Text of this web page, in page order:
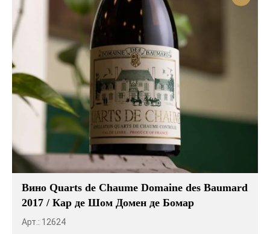
Попробуйте анжуйское разных стилей с блюдами
из меню ресторана Амичи. Чтобы не ошибиться с
выбором, пригласите сомелье. Он предложит
варианты, исходя из ваших предпочтений и
заказанных блюд, а также расскажет о винах
малоизвестные факты, которые убедят вас в их
уникальности.
Вино Quarts de Chaume Domaine des Baumard
2017 / Кар де Шом Домен де Бомар
Арт.: 12624